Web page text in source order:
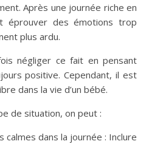
Après une journée riche en
éprouver des émotions trop
plus ardu.
négliger ce fait en pensant
positive. Cependant, il est
dans la vie d’un bébé.
de situation, on peut :
calmes dans la journée : Inclure